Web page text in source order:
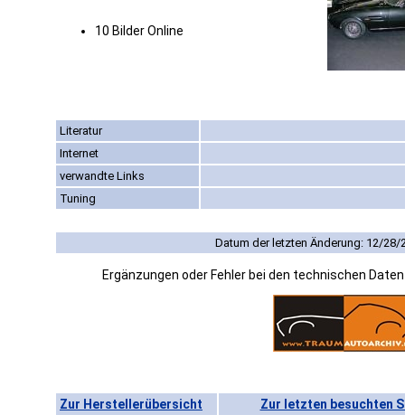
10 Bilder Online
Literatur
Internet
verwandte Links
Tuning
Datum der letzten Änderung: 12/28/
Ergänzungen oder Fehler bei den technischen
Zur Herstellerübersicht Zur letzten besuchten